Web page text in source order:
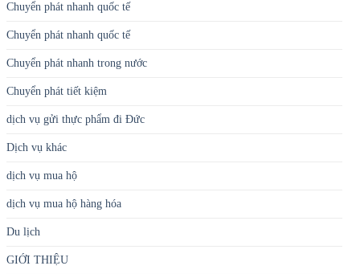
Chuyển phát nhanh quốc tế
Chuyển phát nhanh quốc tế
Chuyển phát nhanh trong nước
Chuyển phát tiết kiệm
dịch vụ gửi thực phẩm đi Đức
Dịch vụ khác
dịch vụ mua hộ
dịch vụ mua hộ hàng hóa
Du lịch
GIỚI THIỆU